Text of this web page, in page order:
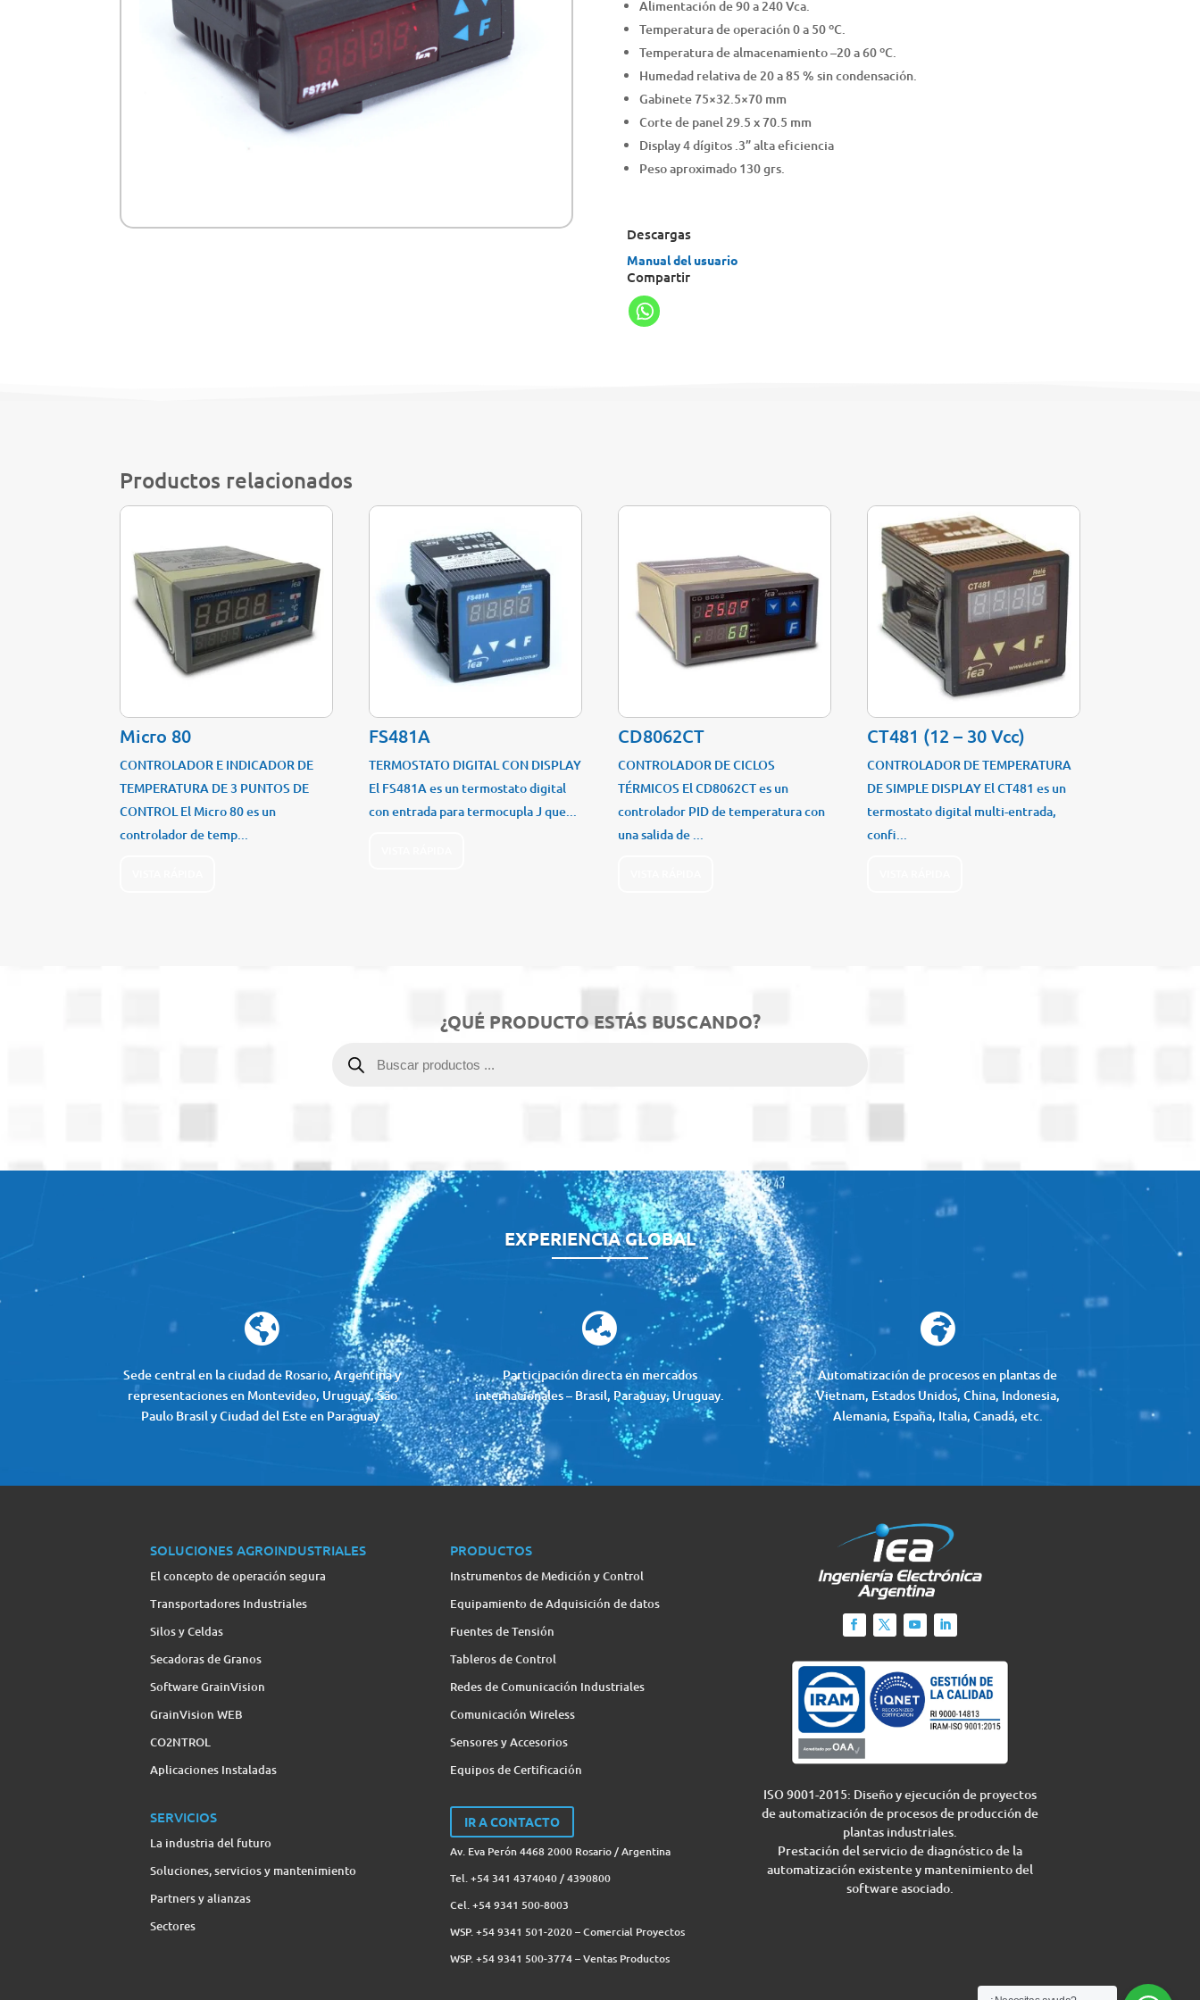
Alimentación de 90 a 240 Vca.
Temperatura de operación 0 a 50 ºC.
Temperatura de almacenamiento –20 a 60 ºC.
Humedad relativa de 20 a 85 % sin condensación.
Gabinete 75×32.5×70 mm
Corte de panel 29.5 x 70.5 mm
Display 4 dígitos .3” alta eficiencia
Peso aproximado 130 grs.
Descargas
Manual del usuario
Compartir
Productos relacionados
Micro 80
CONTROLADOR E INDICADOR DE
TEMPERATURA DE 3 PUNTOS DE
CONTROL El Micro 80 es un
controlador de temp...
FS481A
TERMOSTATO DIGITAL CON DISPLAY
El FS481A es un termostato digital
con entrada para termocupla J que...
CD8062CT
CONTROLADOR DE CICLOS
TÉRMICOS El CD8062CT es un
controlador PID de temperatura con
una salida de ...
CT481 (12 – 30 Vcc)
CONTROLADOR DE TEMPERATURA
DE SIMPLE DISPLAY El CT481 es un
termostato digital multi-entrada,
confi...
¿QUÉ PRODUCTO ESTÁS BUSCANDO?
productos
EXPERIENCIA GLOBAL

Sede central en la ciudad de Rosario, Argentina y
representaciones en Montevideo, Uruguay, São
Paulo Brasil y Ciudad del Este en Paraguay.

Participación directa en mercados
internacionales – Brasil, Paraguay, Uruguay.

Automatización de procesos en plantas de
Vietnam, Estados Unidos, China, Indonesia,
Alemania, España, Italia, Canadá, etc.
SOLUCIONES AGROINDUSTRIALES
El concepto de operación segura
Transportadores Industriales
Silos y Celdas
Secadoras de Granos
Software GrainVision
GrainVision WEB
CO2NTROL
Aplicaciones Instaladas
SERVICIOS
La industria del futuro
Soluciones, servicios y mantenimiento
Partners y alianzas
Sectores
PRODUCTOS
Instrumentos de Medición y Control
Equipamiento de Adquisición de datos
Fuentes de Tensión
Tableros de Control
Redes de Comunicación Industriales
Comunicación Wireless
Sensores y Accesorios
Equipos de Certificación
IR A CONTACTO
Av. Eva Perón 4468 2000 Rosario / Argentina
Tel. +54 341 4374040 / 4390800
Cel. +54 9341 500-8003
WSP. +54 9341 501-2020 – Comercial Proyectos
WSP. +54 9341 500-3774‬ – Ventas Productos
ISO 9001-2015: Diseño y ejecución de proyectos
de automatización de procesos de producción de
plantas industriales.
Prestación del servicio de diagnóstico de la
automatización existente y mantenimiento del
software asociado.